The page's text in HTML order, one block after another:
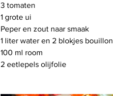
3 tomaten
1 grote ui
Peper en zout naar smaak
1 liter water en 2 blokjes
100 ml room
2 eetlepels olijfolie